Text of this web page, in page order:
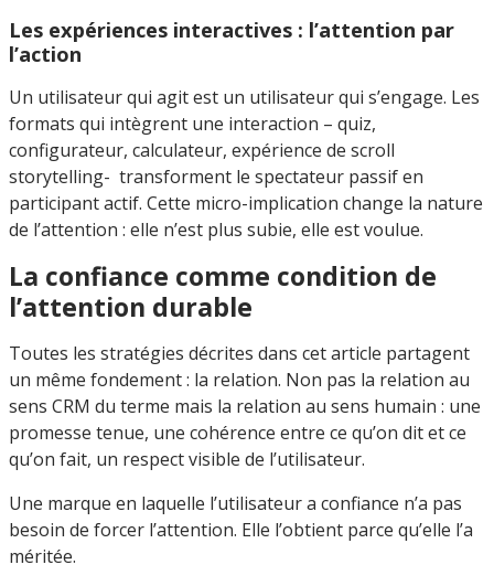
Les expériences interactives : l’attention par
l’action
Un utilisateur qui agit est un utilisateur qui s’engage. Les
formats qui intègrent une interaction – quiz,
configurateur, calculateur, expérience de scroll
storytelling- transforment le spectateur passif en
participant actif. Cette micro-implication change la nature
de l’attention : elle n’est plus subie, elle est voulue.
La confiance comme condition de
l’attention durable
Toutes les stratégies décrites dans cet article partagent
un même fondement : la relation. Non pas la relation au
sens CRM du terme mais la relation au sens humain : une
promesse tenue, une cohérence entre ce qu’on dit et ce
qu’on fait, un respect visible de l’utilisateur.
Une marque en laquelle l’utilisateur a confiance n’a pas
besoin de forcer l’attention. Elle l’obtient parce qu’elle l’a
méritée.